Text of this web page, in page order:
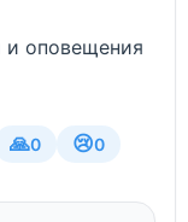
оповещения
🙏0 😢0